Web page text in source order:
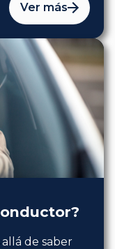
Ver más
de saber